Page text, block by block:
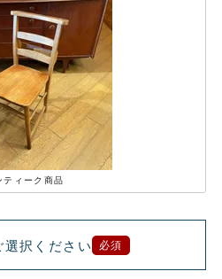
ティーク商品
択ください 必須